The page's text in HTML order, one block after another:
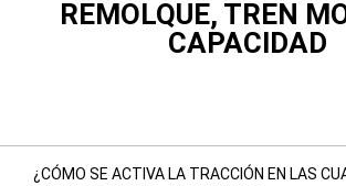
REMOLQUE, TREN
CAPACIDAD
¿CÓMO SE ACTIVA LA TRACCIÓN EN LAS